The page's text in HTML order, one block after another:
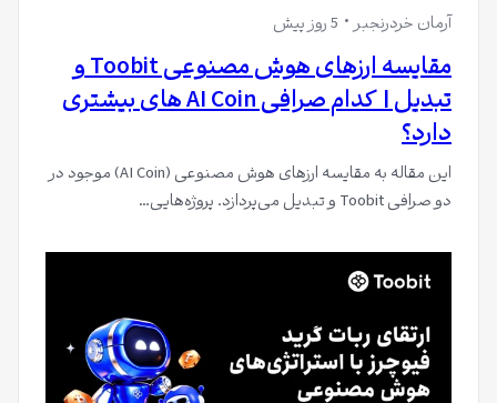
آرمان خردرنجبر 5 روز پیش
مقایسه ارزهای هوش مصنوعی Toobit و
تبدیل | کدام صرافی AI Coin های بیشتری
دارد؟
این مقاله به مقایسه ارزهای هوش مصنوعی (AI Coin) موجود در
دو صرافی Toobit و تبدیل می‌پردازد. پروژه‌هایی…